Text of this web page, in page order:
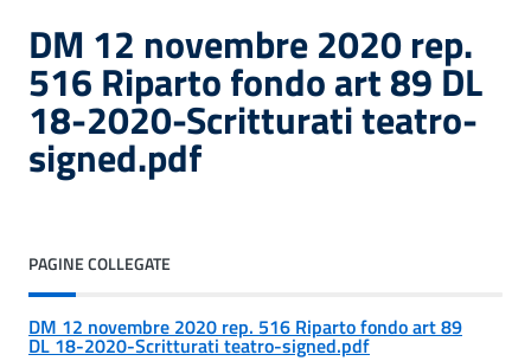
DM 12 novembre 2020 rep.
516 Riparto fondo art 89 DL
18-2020-Scritturati teatro-
signed.pdf
PAGINE COLLEGATE
DM 12 novembre 2020 rep. 516 Riparto fondo art 89
DL 18-2020-Scritturati teatro-signed.pdf